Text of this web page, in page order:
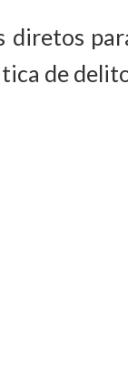
diretos
de